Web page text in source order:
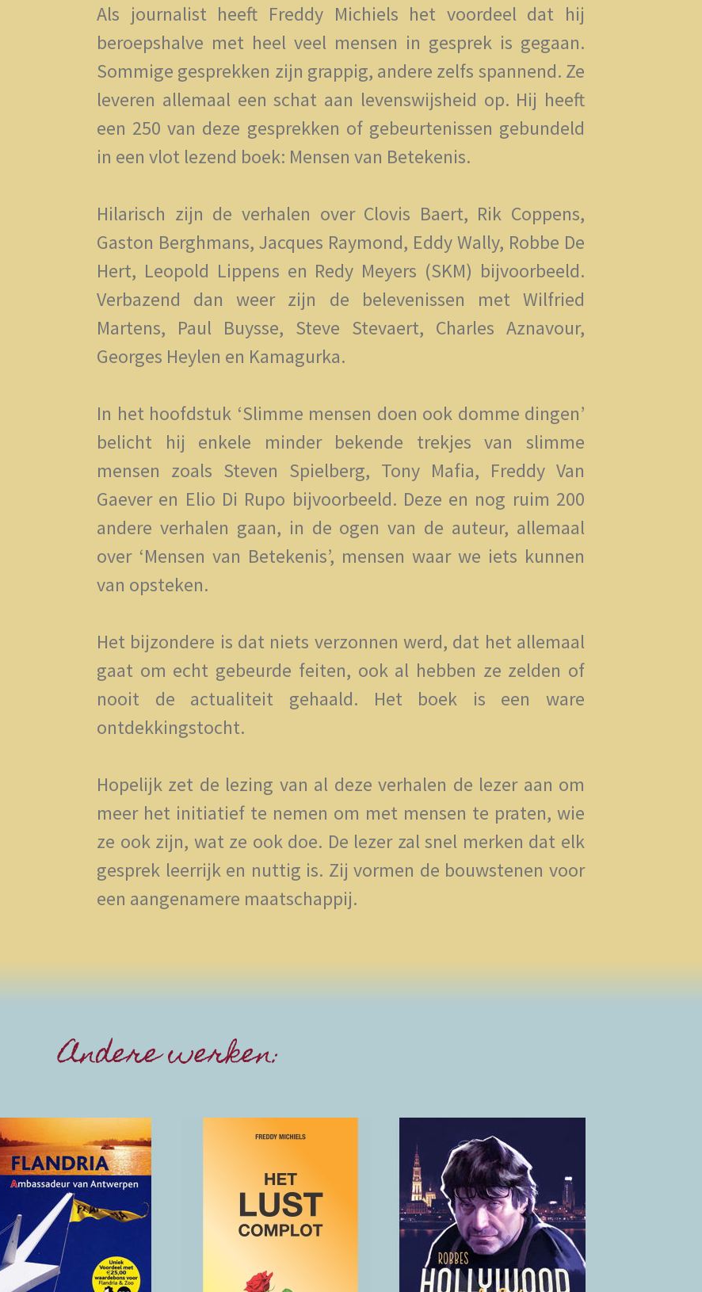
Als journalist heeft Freddy Michiels het voordeel dat hij
beroepshalve met heel veel mensen in gesprek is gegaan.
Sommige gesprekken zijn grappig, andere zelfs spannend. Ze
leveren allemaal een schat aan levenswijsheid op. Hij heeft
een 250 van deze gesprekken of gebeurtenissen gebundeld
in een vlot lezend boek: Mensen van Betekenis.
Hilarisch zijn de verhalen over Clovis Baert, Rik Coppens,
Gaston Berghmans, Jacques Raymond, Eddy Wally, Robbe De
Hert, Leopold Lippens en Redy Meyers (SKM) bijvoorbeeld.
Verbazend dan weer zijn de belevenissen met Wilfried
Martens, Paul Buysse, Steve Stevaert, Charles Aznavour,
Georges Heylen en Kamagurka.
In het hoofdstuk ‘Slimme mensen doen ook domme dingen’
belicht hij enkele minder bekende trekjes van slimme
mensen zoals Steven Spielberg, Tony Mafia, Freddy Van
Gaever en Elio Di Rupo bijvoorbeeld. Deze en nog ruim 200
andere verhalen gaan, in de ogen van de auteur, allemaal
over ‘Mensen van Betekenis’, mensen waar we iets kunnen
van opsteken.
Het bijzondere is dat niets verzonnen werd, dat het allemaal
gaat om echt gebeurde feiten, ook al hebben ze zelden of
nooit de actualiteit gehaald. Het boek is een ware
ontdekkingstocht.
Hopelijk zet de lezing van al deze verhalen de lezer aan om
meer het initiatief te nemen om met mensen te praten, wie
ze ook zijn, wat ze ook doe. De lezer zal snel merken dat elk
gesprek leerrijk en nuttig is. Zij vormen de bouwstenen voor
een aangenamere maatschappij.
Andere werken:
Flandria,
Ambassadeur
van Antwerpen
2008
Complot
2024
(klik hier voor details)
Robbes
Hollywood aan
de Schelde
2018